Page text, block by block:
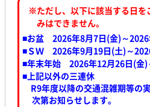
※ただし、以下に該当する日を
みはできません。
■お盆 2026年8月7日(金)～2026
■ＳＷ 2026年9月19日(土)～
■年末年始 2026年12月26日(金)
■上記以外の三連休
R9年度以降の交通混雑期等の
次第お知らせします。